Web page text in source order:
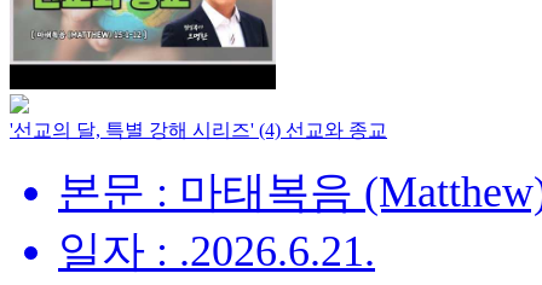
'선교의 달, 특별 강해 시리즈' (4) 선교와 종교
본문 : 마태복음
일자 : .2026.6.21.